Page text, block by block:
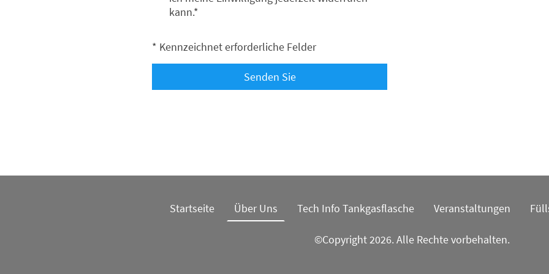
kann.*
* Kennzeichnet erforderliche Felder
Senden Sie
Startseite Über Uns Tech Info Tankgasflasche Veranstaltungen
©Copyright 2026. Alle Rechte vorbehalten.